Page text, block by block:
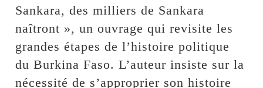
Sankara, des milliers de Sankara
naîtront », un ouvrage qui revisite les
grandes étapes de l’histoire politique
du Burkina Faso. L’auteur insiste sur la
nécessité de s’approprier son histoire